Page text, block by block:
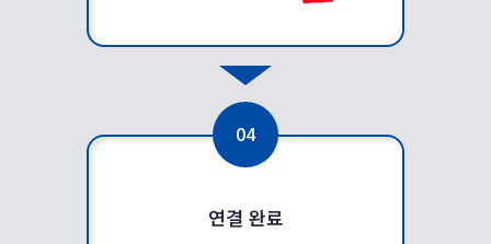
04
연결 완료